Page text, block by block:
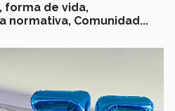
forma de vida,
normativa, Comunidad...